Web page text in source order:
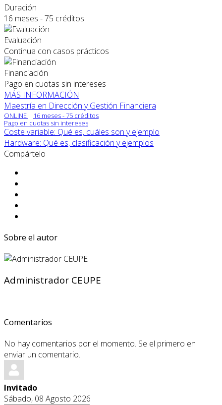
Duración
16 meses - 75 créditos
Evaluación
Continua con casos prácticos
Financiación
Pago en cuotas sin intereses
MÁS INFORMACIÓN
Maestría en Dirección y Gestión Financiera
ONLINE
16 meses - 75 créditos
Pago en cuotas sin intereses
Coste variable: Qué es, cuáles son y ejemplo
Hardware: Qué es, clasificación y ejemplos
Compártelo
Sobre el autor
Administrador CEUPE
Comentarios
No hay comentarios por el momento. Se el primero en
enviar un comentario.
Invitado
Sábado, 08 Agosto 2026